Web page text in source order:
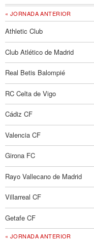
« JORNADA ANTERIOR
Athletic Club
Club Atlético de Madrid
Real Betis Balompié
RC Celta de Vigo
Cádiz CF
Valencia CF
Girona FC
Rayo Vallecano de Madrid
Villarreal CF
Getafe CF
« JORNADA ANTERIOR